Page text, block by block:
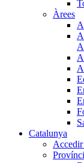
Àrees
Catalunya
Accedir